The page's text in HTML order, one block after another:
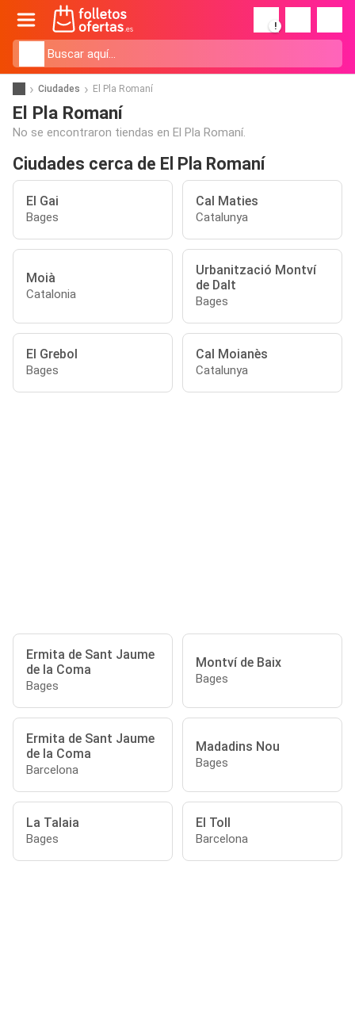
!
Ciudades El Pla Romaní
El Pla Romaní
No se encontraron tiendas en El Pla Romaní.
Ciudades cerca de El Pla Romaní
El Gai
Bages
Cal Maties
Catalunya
Moià
Catalonia
Urbanització Montví
de Dalt
Bages
El Grebol
Bages
Cal Moianès
Catalunya
Ermita de Sant Jaume
de la Coma
Bages
Montví de Baix
Bages
Ermita de Sant Jaume
de la Coma
Barcelona
Madadins Nou
Bages
La Talaia
Bages
El Toll
Barcelona